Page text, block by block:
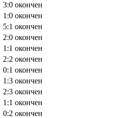
3:0 окончен
1:0 окончен
5:1 окончен
2:0 окончен
1:1 окончен
2:2 окончен
0:1 окончен
1:3 окончен
2:3 окончен
1:1 окончен
0:2 окончен